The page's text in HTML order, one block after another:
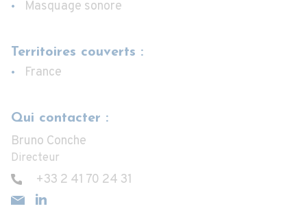
Masquage sonore
Territoires couverts :
France
Qui contacter :
Bruno Conche
Directeur
+33 2 41 70 24 31